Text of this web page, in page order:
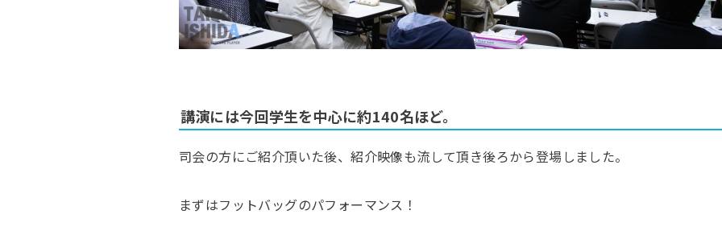
講演には今回学生を中心に約140名ほど。
司会の方にご紹介頂いた後、紹介映像も流して頂き後ろから登場しました。
まずはフットバッグのパフォーマンス！